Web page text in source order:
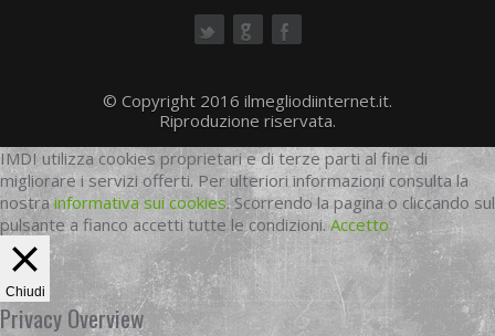
© Copyright 2016 ilmegliodiinternet.it.
Riproduzione riservata.
IMDI utilizza cookies proprietari e di terze parti al fine di
migliorare i servizi offerti. Per ulteriori informazioni consulta la
nostrainformativa sui cookies. Scorrendo la pagina o cliccando sul
pulsante a fianco accetti tutte le condizioni.Accetto
Chiudi
Privacy Overview